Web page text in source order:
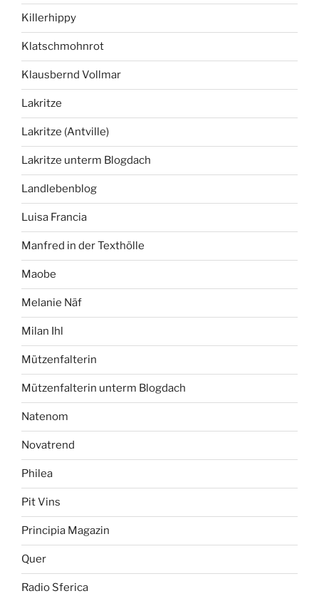
Killerhippy
Klatschmohnrot
Klausbernd Vollmar
Lakritze
Lakritze (Antville)
Lakritze unterm Blogdach
Landlebenblog
Luisa Francia
Manfred in der Texthölle
Maobe
Melanie Näf
Milan Ihl
Mützenfalterin
Mützenfalterin unterm Blogdach
Natenom
Novatrend
Philea
Pit Vins
Principia Magazin
Quer
Radio Sferica